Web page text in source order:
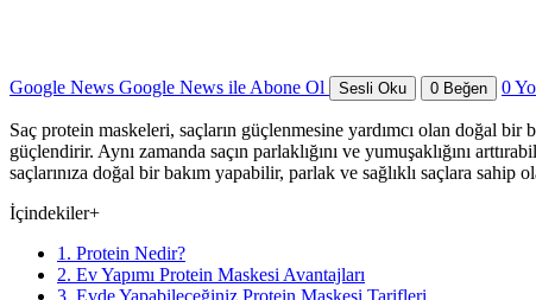
Google News Google News ile Abone Ol Sesli Oku 0 Beğen 0
Saç protein maskeleri, saçların güçlenmesine yardımcı olan doğal bir
güçlendirir. Aynı zamanda saçın parlaklığını ve yumuşaklığını
saçlarınıza doğal bir bakım yapabilir, parlak ve sağlıklı saçlara sahip
İçindekiler+
1. Protein Nedir?
2. Ev Yapımı Protein Maskesi Avantajları
3. Evde Yapabileceğiniz Protein Maskesi Tarifleri